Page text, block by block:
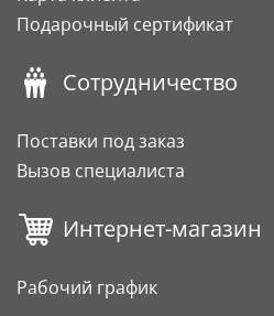
Подарочный сертификат
Сотрудничество
Поставки под заказ
Вызов специалиста
Интернет-магазин
Рабочий график